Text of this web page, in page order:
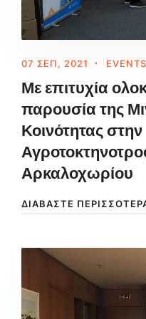
07 ΣΕΠ, 2021 EVENTS
Με επιτυχία
παρουσία της
Κοινότητας στην
Αρκαλοχωρίου
ΔΙΑΒΆΣΤΕ